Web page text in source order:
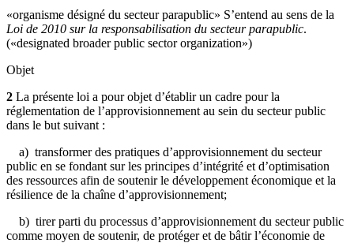
«organisme désigné du secteur parapublic» S’entend au sens de la
Loi de 2010 sur la responsabilisation du secteur parapublic.
(«designated broader public sector organization»)
Objet
2 La présente loi a pour objet d’établir un cadre pour la
réglementation de l’approvisionnement au sein du secteur public
dans le but suivant :
a) transformer des pratiques d’approvisionnement du secteur
public en se fondant sur les principes d’intégrité et d’optimisation
des ressources afin de soutenir le développement économique et la
résilience de la chaîne d’approvisionnement;
b) tirer parti du processus d’approvisionnement du secteur public
comme moyen de soutenir, de protéger et de bâtir l’économie de